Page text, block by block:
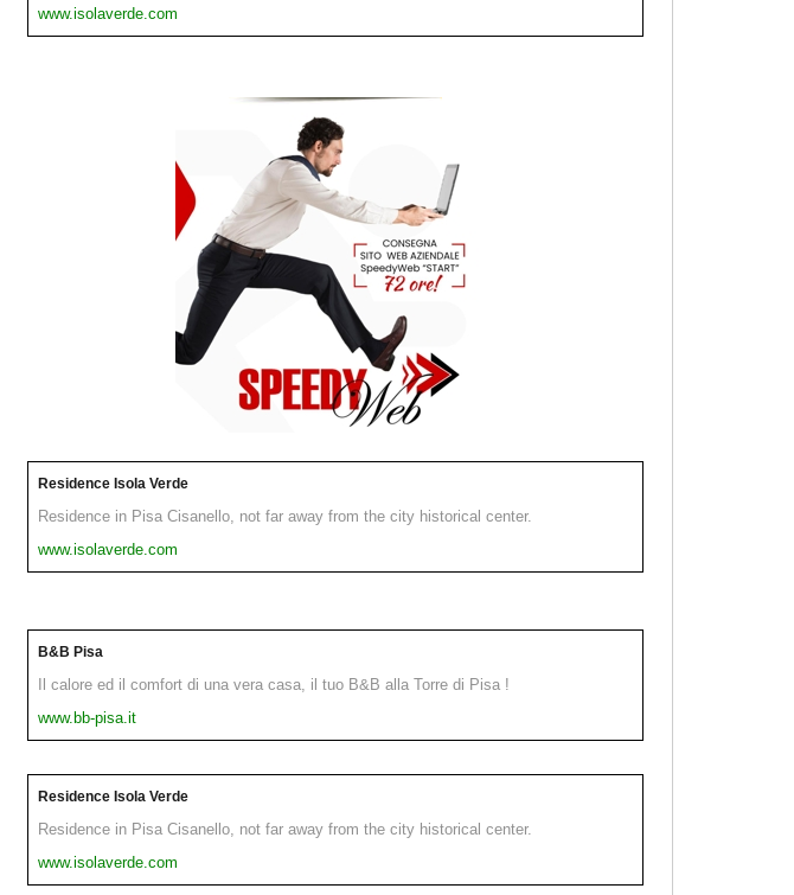
www.isolaverde.com
Residence Isola Verde
Residence in Pisa Cisanello, not far away from the city historical center.
www.isolaverde.com
B&B Pisa
Il calore ed il comfort di una vera casa, il tuo B&B alla Torre di Pisa !
www.bb-pisa.it
Residence Isola Verde
Residence in Pisa Cisanello, not far away from the city historical center.
www.isolaverde.com